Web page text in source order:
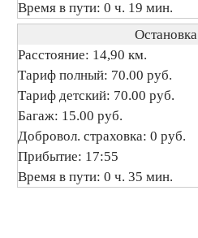
Время в пути: 0 ч. 19 мин.
Остановка
Расстояние: 14,90 км.
Тариф полный: 70.00 руб.
Тариф детский: 70.00 руб.
Багаж: 15.00 руб.
Добровол. страховка: 0 руб.
Прибытие: 17:55
Время в пути: 0 ч. 35 мин.